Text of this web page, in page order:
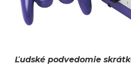
Ľudské podvedomie